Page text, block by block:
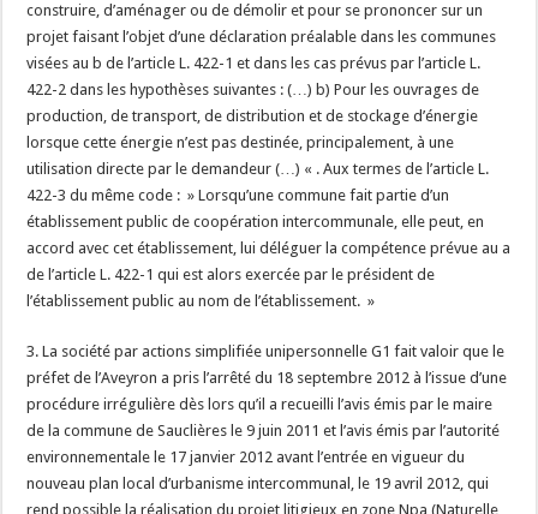
construire, d’aménager ou de démolir et pour se prononcer sur un
projet faisant l’objet d’une déclaration préalable dans les communes
visées au b de l’article L. 422-1 et dans les cas prévus par l’article L.
422-2 dans les hypothèses suivantes : (…) b) Pour les ouvrages de
production, de transport, de distribution et de stockage d’énergie
lorsque cette énergie n’est pas destinée, principalement, à une
utilisation directe par le demandeur (…) « . Aux termes de l’article L.
422-3 du même code : » Lorsqu’une commune fait partie d’un
établissement public de coopération intercommunale, elle peut, en
accord avec cet établissement, lui déléguer la compétence prévue au a
de l’article L. 422-1 qui est alors exercée par le président de
l’établissement public au nom de l’établissement. »
3. La société par actions simplifiée unipersonnelle G1 fait valoir que le
préfet de l’Aveyron a pris l’arrêté du 18 septembre 2012 à l’issue d’une
procédure irrégulière dès lors qu’il a recueilli l’avis émis par le maire
de la commune de Sauclières le 9 juin 2011 et l’avis émis par l’autorité
environnementale le 17 janvier 2012 avant l’entrée en vigueur du
nouveau plan local d’urbanisme intercommunal, le 19 avril 2012, qui
rend possible la réalisation du projet litigieux en zone Npa (Naturelle